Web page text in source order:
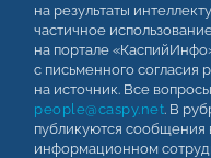
на результаты
частичное
на портале
с письменного согласия
на источник. Все
people@caspy.net. В
публикуются сообщения
информационном